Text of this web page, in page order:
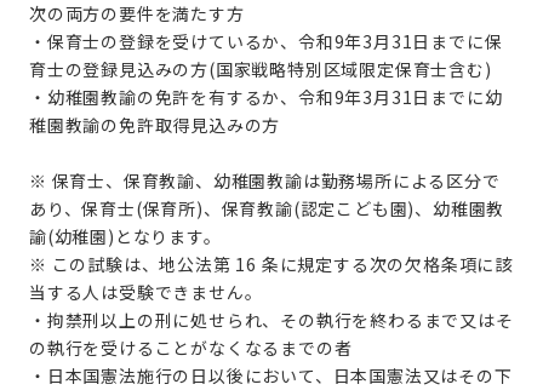
次の両方の要件を満たす方
・保育士の登録を受けているか、令和9年3月31日までに保
育士の登録見込みの方(国家戦略特別区域限定保育士含む)
・幼稚園教諭の免許を有するか、令和9年3月31日までに幼
稚園教諭の免許取得見込みの方
※ 保育士、保育教諭、幼稚園教諭は勤務場所による区分で
あり、保育士(保育所)、保育教諭(認定こども園)、幼稚園教
諭(幼稚園)となります。
※ この試験は、地公法第 16 条に規定する次の欠格条項に該
当する人は受験できません。
・拘禁刑以上の刑に処せられ、その執行を終わるまで又はそ
の執行を受けることがなくなるまでの者
・日本国憲法施行の日以後において、日本国憲法又はその下